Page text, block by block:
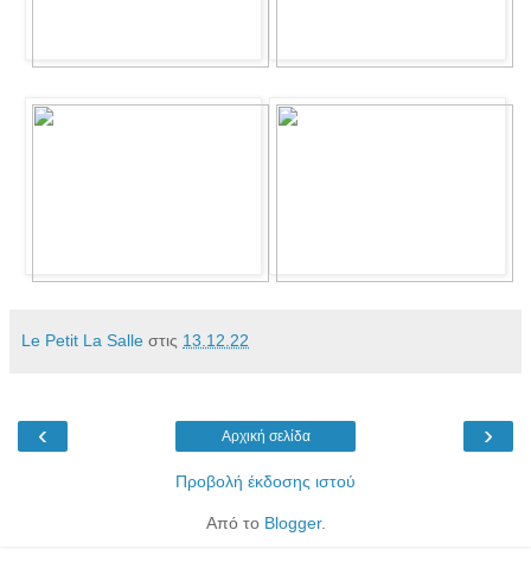
Le Petit La Salle στις 13.12.22
‹ ›
Αρχική σελίδα
Προβολή έκδοσης ιστού
Από το Blogger.